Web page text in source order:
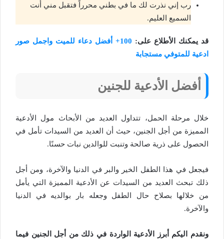
رب إني نذرت لك ما في بطني محرراً فتقبل مني أنت
السميع العليم.
قد يمكنك الأطلاع على:
100+ أفضل دعاء للميت واجمل صور
ادعية للمتوفي مستجابة
أفضل الأدعية للجنين
خلال مرحلة الحمل، تتداول العديد من الأبحاث مول الأدعية
المميزة من أجل الجنين، حيث أن العديد من السيدات تأمل في
الحصول على ذرية صالحة وتنبت للوالدين نبات حسنًا.
فيجعل في هذا الطفل الخير والبر في الدنيا والآخرة، ومن أجل
ذلك تبحث العديد من السيدات عن الأدعية المميزة التي يأمل
من خلالها بصلاح حال الطفل وجعله بار بوالديه في الدنيا
والآخرة.
ونقدم اليكم أبرز الأدعية الواردة في ذلك من أجل الجنين فيما